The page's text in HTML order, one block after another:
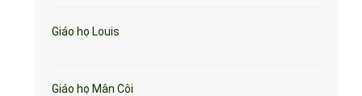
Giáo họ Louis
Giáo họ Mân Côi